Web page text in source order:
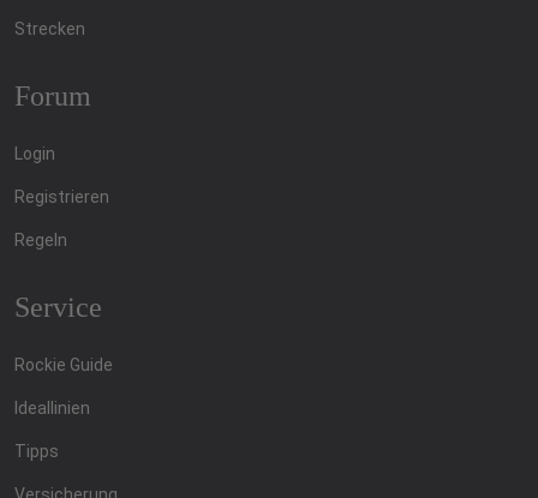
Strecken
Forum
Login
Registrieren
Regeln
Service
Rockie Guide
Ideallinien
Tipps